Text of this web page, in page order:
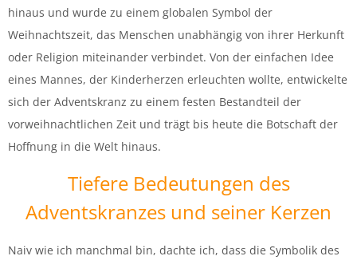
hinaus und wurde zu einem globalen Symbol der
Weihnachtszeit, das Menschen unabhängig von ihrer Herkunft
oder Religion miteinander verbindet. Von der einfachen Idee
eines Mannes, der Kinderherzen erleuchten wollte, entwickelte
sich der Adventskranz zu einem festen Bestandteil der
vorweihnachtlichen Zeit und trägt bis heute die Botschaft der
Hoffnung in die Welt hinaus.
Tiefere Bedeutungen des
Adventskranzes und seiner Kerzen
Naiv wie ich manchmal bin, dachte ich, dass die Symbolik des